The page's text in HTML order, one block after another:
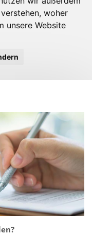
woher
unsere Website